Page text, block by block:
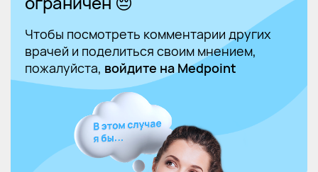
Чтобы посмотреть комментарии других
врачей и поделиться своим мнением,
пожалуйста, войдите на Medpoint